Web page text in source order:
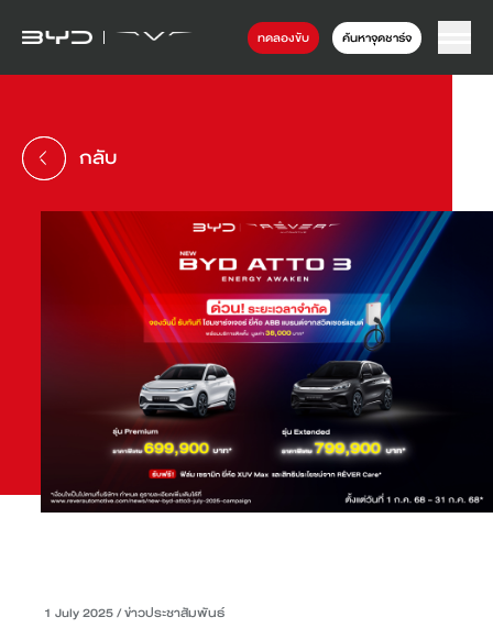
ทดลองขับ ค้นหาจุดชาร์จ
กลับ
1 July 2025/ข่าวประชาสัมพันธ์